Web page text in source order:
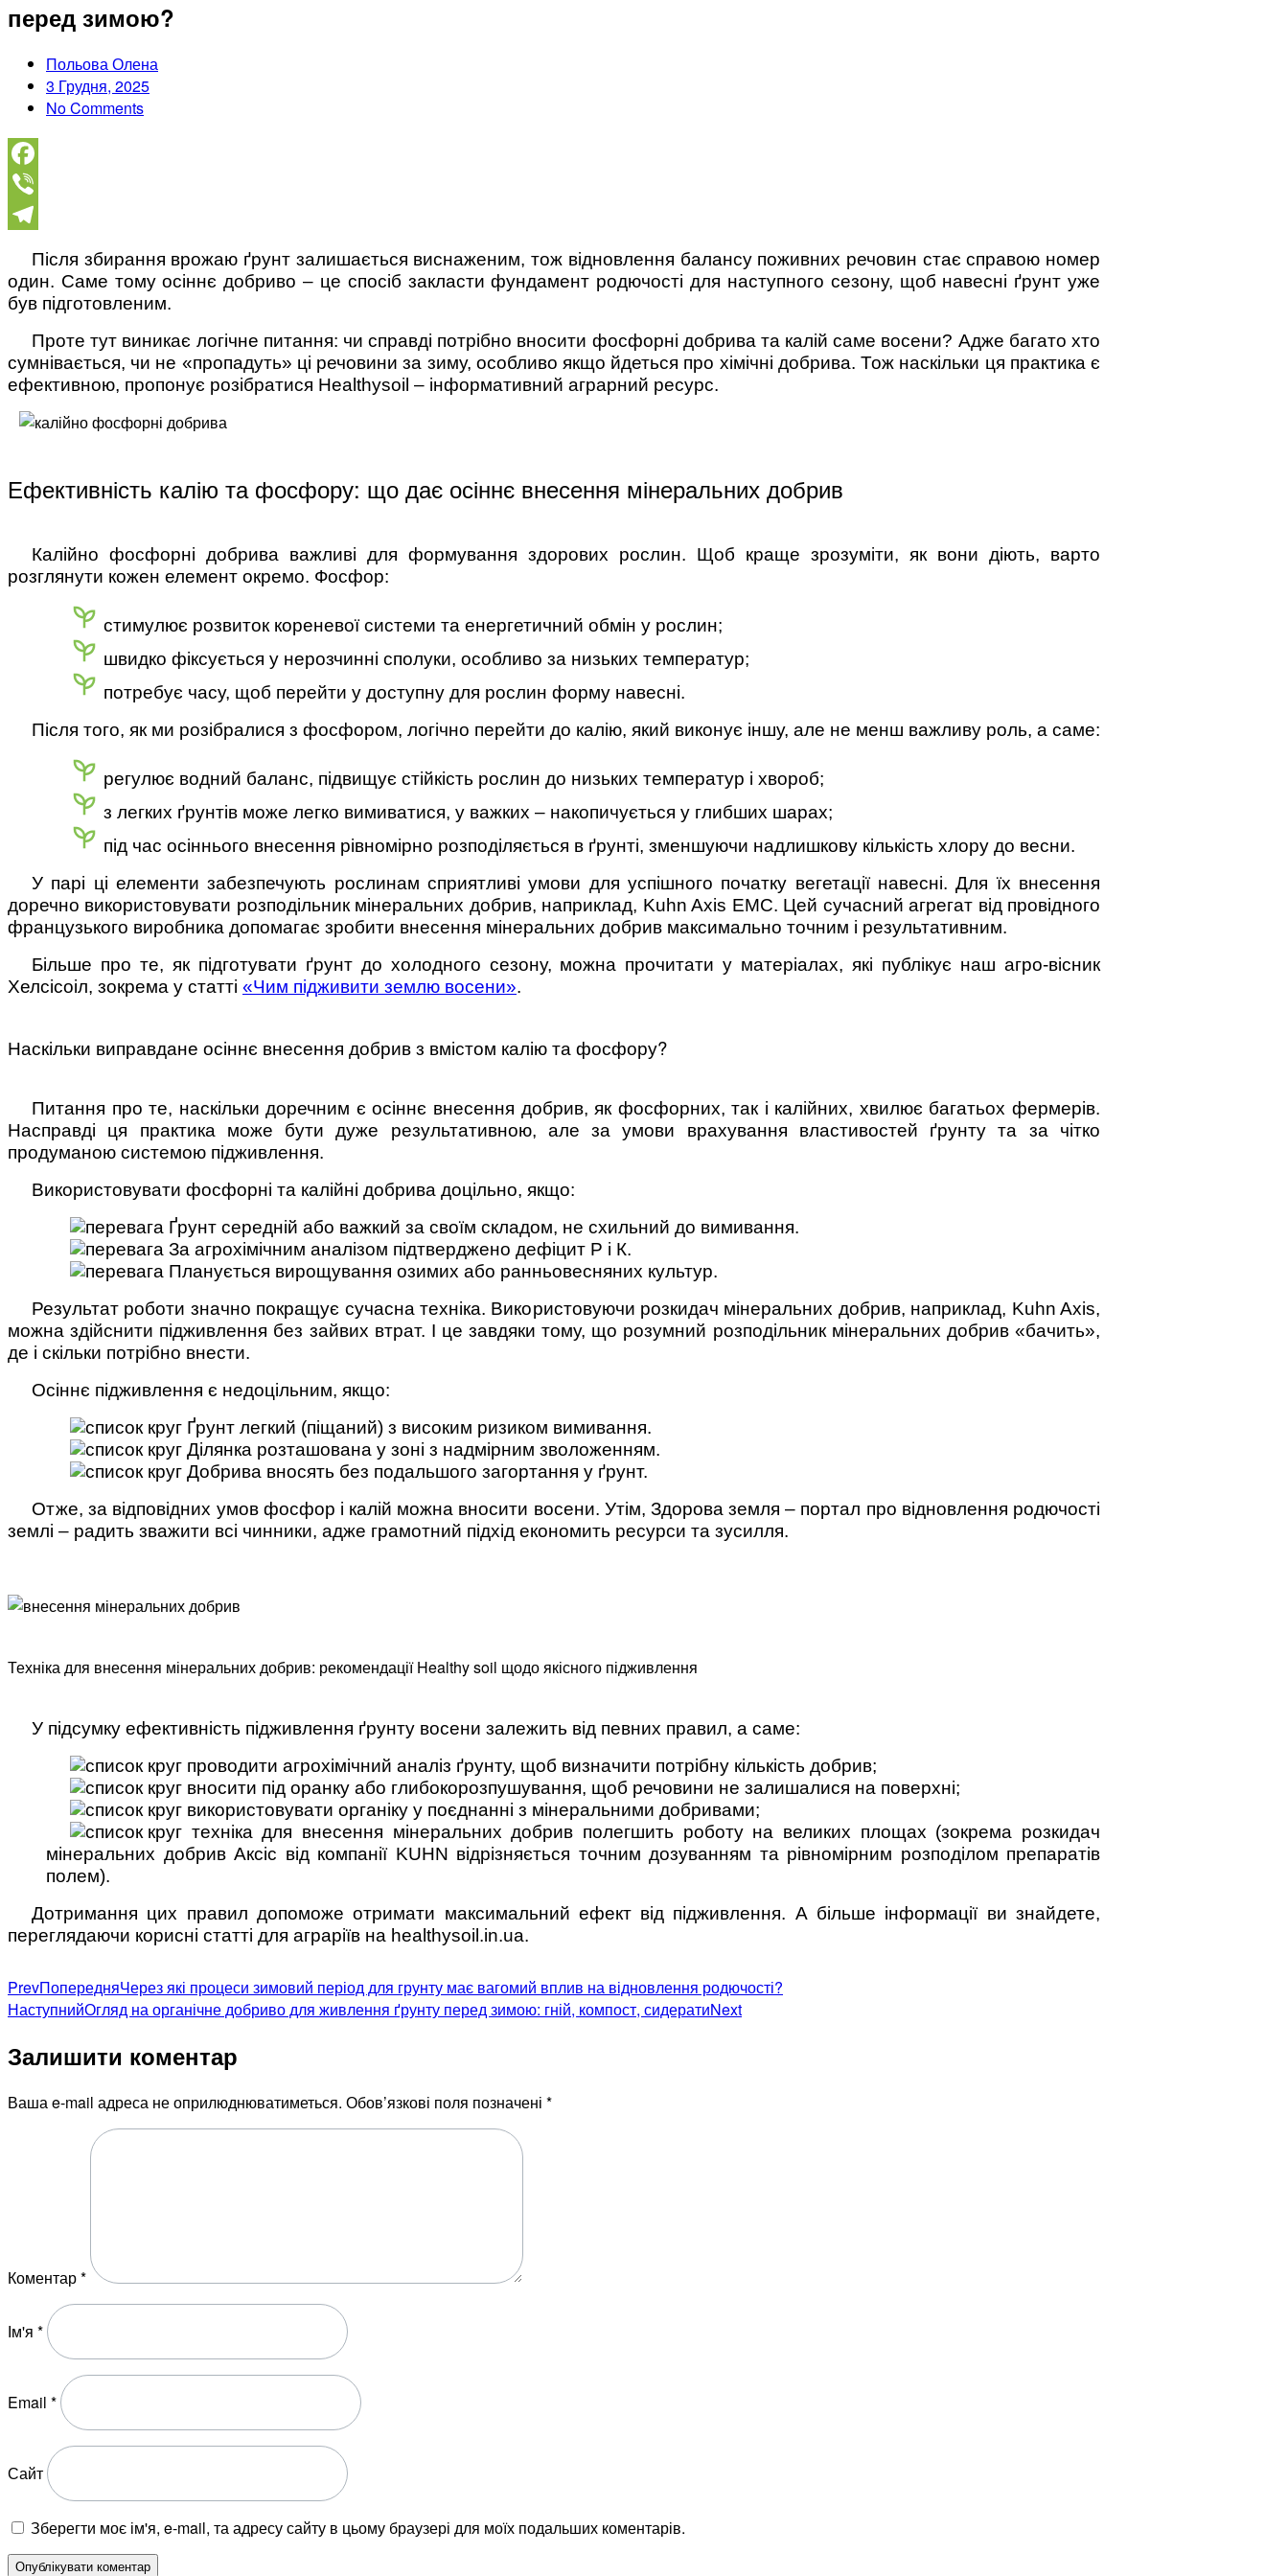
перед зимою?
Польова Олена
3 Грудня, 2025
No Comments
Facebook
Viber
Після збирання врожаю ґрунт залишається виснаженим, тож відновлення балансу поживних речовин стає справою номер
один. Саме тому осіннє добриво – це спосіб закласти фундамент родючості для наступного сезону, щоб навесні ґрунт уже
був підготовленим.
Проте тут виникає логічне питання: чи справді потрібно вносити фосфорні добрива та калій саме восени? Адже багато хто
сумнівається, чи не «пропадуть» ці речовини за зиму, особливо якщо йдеться про хімічні добрива. Тож наскільки ця практика є
ефективною, пропонує розібратися Healthysoil – інформативний аграрний ресурс.
Ефективність калію та фосфору: що дає осіннє внесення мінеральних добрив
Калійно фосфорні добрива важливі для формування здорових рослин. Щоб краще зрозуміти, як вони діють, варто
розглянути кожен елемент окремо. Фосфор:
стимулює розвиток кореневої системи та енергетичний обмін у рослин;
швидко фіксується у нерозчинні сполуки, особливо за низьких температур;
потребує часу, щоб перейти у доступну для рослин форму навесні.
Після того, як ми розібралися з фосфором, логічно перейти до калію, який виконує іншу, але не менш важливу роль, а саме:
регулює водний баланс, підвищує стійкість рослин до низьких температур і хвороб;
з легких ґрунтів може легко вимиватися, у важких – накопичується у глибших шарах;
під час осіннього внесення рівномірно розподіляється в ґрунті, зменшуючи надлишкову кількість хлору до весни.
У парі ці елементи забезпечують рослинам сприятливі умови для успішного початку вегетації навесні. Для їх внесення
доречно використовувати розподільник мінеральних добрив, наприклад, Kuhn Axis EMC. Цей сучасний агрегат від провідного
французького виробника допомагає зробити внесення мінеральних добрив максимально точним і результативним.
Більше про те, як підготувати ґрунт до холодного сезону, можна прочитати у матеріалах, які публікує наш агро-вісник
Хелсісоіл, зокрема у статті «Чим підживити землю восени».
Наскільки виправдане осіннє внесення добрив з вмістом калію та фосфору?
Питання про те, наскільки доречним є осіннє внесення добрив, як фосфорних, так і калійних, хвилює багатьох фермерів.
Насправді ця практика може бути дуже результативною, але за умови врахування властивостей ґрунту та за чітко
продуманою системою підживлення.
Використовувати фосфорні та калійні добрива доцільно, якщо:
Ґрунт середній або важкий за своїм складом, не схильний до вимивання.
За агрохімічним аналізом підтверджено дефіцит Р і К.
Планується вирощування озимих або ранньовесняних культур.
Результат роботи значно покращує сучасна техніка. Використовуючи розкидач мінеральних добрив, наприклад, Kuhn Axis,
можна здійснити підживлення без зайвих втрат. І це завдяки тому, що розумний розподільник мінеральних добрив «бачить»,
де і скільки потрібно внести.
Осіннє підживлення є недоцільним, якщо:
Ґрунт легкий (піщаний) з високим ризиком вимивання.
Ділянка розташована у зоні з надмірним зволоженням.
Добрива вносять без подальшого загортання у ґрунт.
Отже, за відповідних умов фосфор і калій можна вносити восени. Утім, Здорова земля – портал про відновлення родючості
землі – радить зважити всі чинники, адже грамотний підхід економить ресурси та зусилля.
Техніка для внесення мінеральних добрив: рекомендації Healthy soil щодо якісного підживлення
У підсумку ефективність підживлення ґрунту восени залежить від певних правил, а саме:
проводити агрохімічний аналіз ґрунту, щоб визначити потрібну кількість добрив;
вносити під оранку або глибокорозпушування, щоб речовини не залишалися на поверхні;
використовувати органіку у поєднанні з мінеральними добривами;
техніка для внесення мінеральних добрив полегшить роботу на великих площах (зокрема розкидач
мінеральних добрив Аксіс від компанії KUHN відрізняється точним дозуванням та рівномірним розподілом препаратів
полем).
Дотримання цих правил допоможе отримати максимальний ефект від підживлення. А більше інформації ви знайдете,
переглядаючи корисні статті для аграріїв на healthysoil.in.ua.
PrevПопередняЧерез які процеси зимовий період для грунту має вагомий вплив на відновлення родючості?
НаступнийОгляд на органічне добриво для живлення ґрунту перед зимою: гній, компост, сидератиNext
Залишити коментар
Ваша e-mail адреса не оприлюднюватиметься. Обов’язкові поля позначені *
Коментар*
Ім'я *
Email *
Сайт
Зберегти моє ім'я, e-mail, та адресу сайту в цьому браузері для моїх подальших коментарів.